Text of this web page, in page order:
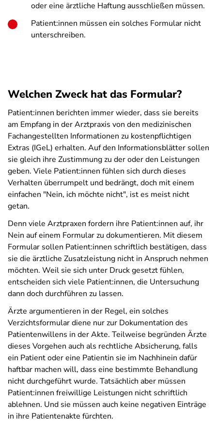
oder eine ärztliche Haftung ausschließen müssen.
Patient:innen müssen ein solches Formular nicht
unterschreiben.
Welchen Zweck hat das Formular?
Patient:innen berichten immer wieder, dass sie bereits
am Empfang in der Arztpraxis von den medizinischen
Fachangestellten Informationen zu kostenpflichtigen
Extras (IGeL) erhalten. Auf den Informationsblätter sollen
sie gleich ihre Zustimmung zu der oder den Leistungen
geben. Viele Patient:innen fühlen sich durch dieses
Verhalten überrumpelt und bedrängt, doch mit einem
einfachen "Nein, ich möchte nicht", ist es meist nicht
getan.
Denn viele Arztpraxen fordern ihre Patient:innen auf, ihr
Nein auf einem Formular zu dokumentieren. Mit diesem
Formular sollen Patient:innen schriftlich bestätigen, dass
sie die ärztliche Zusatzleistung nicht in Anspruch nehmen
möchten. Weil sie sich unter Druck gesetzt fühlen,
entscheiden sich viele Patient:innen, die Untersuchung
dann doch durchführen zu lassen.
Ärzte argumentieren in der Regel, ein solches
Verzichtsformular diene nur zur Dokumentation des
Patientenwillens in der Akte. Teilweise begründen Ärzte
dieses Vorgehen auch als rechtliche Absicherung, falls
ein Patient oder eine Patientin sie im Nachhinein dafür
haftbar machen will, dass eine bestimmte Behandlung
nicht durchgeführt wurde. Tatsächlich aber müssen
Patient:innen freiwillige Leistungen nicht schriftlich
ablehnen. Und sie müssen auch keine negativen Einträge
in ihre Patientenakte fürchten.